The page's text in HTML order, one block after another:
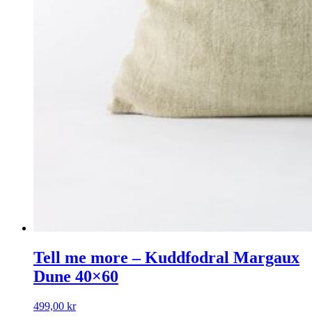
Tell me more – Kuddfodral Margaux
Dune 40×60
499,00 kr